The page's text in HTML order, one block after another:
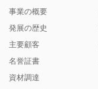
事業の概要
発展の歴史
主要顧客
名誉証書
資材調達